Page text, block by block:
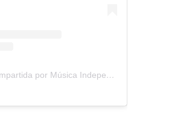
Una publicación compartida por Música Independiente Perú 🇵🇪 (@musica.independiente.peru)